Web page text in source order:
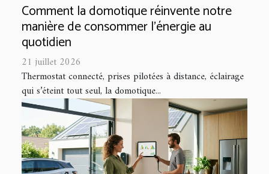
Comment la domotique réinvente notre
manière de consommer l'énergie au
quotidien
21 juillet 2026
Thermostat connecté, prises pilotées à distance, éclairage
qui s’éteint tout seul, la domotique...